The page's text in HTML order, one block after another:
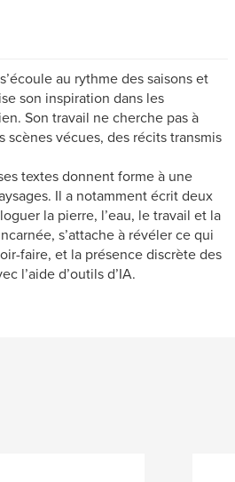
au rythme des saisons et
son inspiration dans les
Son travail ne cherche pas à
scènes vécues, des récits transmis
textes donnent forme à une
Il a notamment écrit deux
la pierre, l’eau, le travail et la
s’attache à révéler ce qui
faire, et la présence discrète des
l’aide d’outils d’IA.